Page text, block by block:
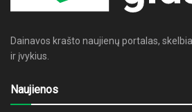
Dainavos krašto naujienų portalas,
ir įvykius.
Naujienos